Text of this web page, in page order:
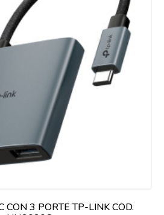
CON 3 PORTE TP-LINK COD.